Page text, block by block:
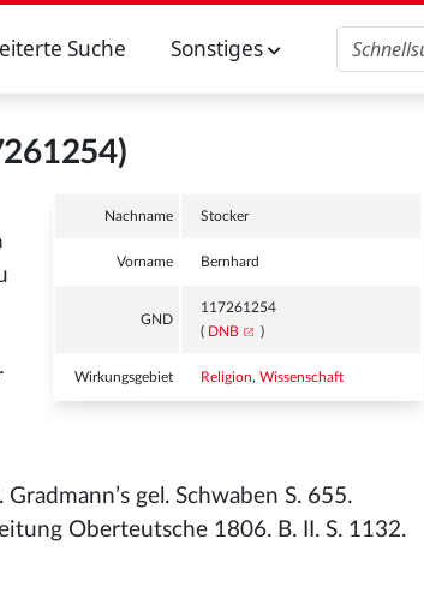
Suche Sonstiges
Nachname Stocker
Vorname Bernhard
GND
117261254
( DNB )
Wirkungsgebiet Religion,Wissenschaft
Gradmann’s gel. Schwaben S. 655.
Oberteutsche 1806. B. II. S. 1132.